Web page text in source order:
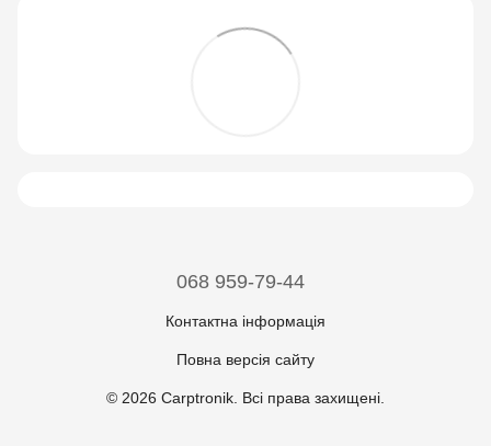
068 959-79-44
Контактна інформація
Повна версія сайту
© 2026 Carptronik. Всі права захищені.